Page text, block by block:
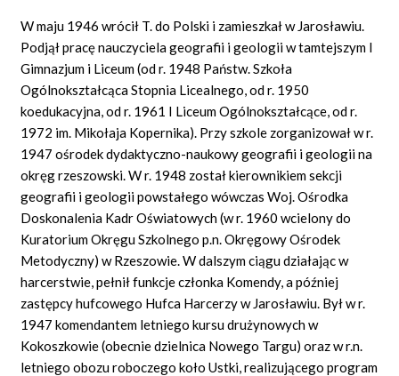
W maju 1946 wrócił T. do Polski i zamieszkał w Jarosławiu.
Podjął pracę nauczyciela geografii i geologii w tamtejszym I
Gimnazjum i Liceum (od r. 1948 Państw. Szkoła
Ogólnokształcąca Stopnia Licealnego, od r. 1950
koedukacyjna, od r. 1961 I Liceum Ogólnokształcące, od r.
1972 im. Mikołaja Kopernika). Przy szkole zorganizował w r.
1947 ośrodek dydaktyczno-naukowy geografii i geologii na
okręg rzeszowski. W r. 1948 został kierownikiem sekcji
geografii i geologii powstałego wówczas Woj. Ośrodka
Doskonalenia Kadr Oświatowych (w r. 1960 wcielony do
Kuratorium Okręgu Szkolnego p.n. Okręgowy Ośrodek
Metodyczny) w Rzeszowie. W dalszym ciągu działając w
harcerstwie, pełnił funkcje członka Komendy, a później
zastępcy hufcowego Hufca Harcerzy w Jarosławiu. Był w r.
1947 komendantem letniego kursu drużynowych w
Kokoszkowie (obecnie dzielnica Nowego Targu) oraz w r.n.
letniego obozu roboczego koło Ustki, realizującego program